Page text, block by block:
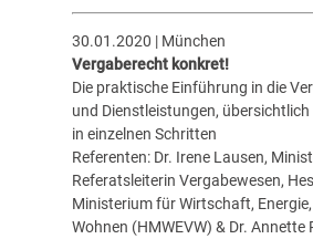
30.01.2020 | München
Vergaberecht konkret!
Die praktische Einführung in die
und Dienstleistungen,
in einzelnen Schritten
Referenten: Dr. Irene Lausen,
Referatsleiterin Vergabewesen,
Ministerium für Wirtschaft,
Wohnen (HMWEVW) & Dr. Annette